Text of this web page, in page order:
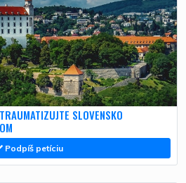
SLOVENSKO
Podpíš petíciu